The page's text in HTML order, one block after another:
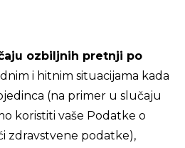
ozbiljnih pretnji po
i hitnim situacijama kada
(na primer u slučaju
koristiti vaše Podatke o
zdravstvene podatke),